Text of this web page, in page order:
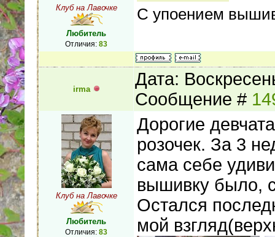
Клуб на Лавочке
Любитель
Отличия: 83
С упоением
irma
Дата:
Сообщение #
Клуб на Лавочке
Любитель
Отличия: 83
Дорогие
розочек. За 3
сама себе
вышивку было,
Остался
мой